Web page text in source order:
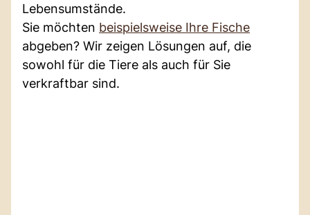
Lebensumstände.
Sie möchten beispielsweise Ihre Fische
abgeben? Wir zeigen Lösungen auf, die
sowohl für die Tiere als auch für Sie
verkraftbar sind.